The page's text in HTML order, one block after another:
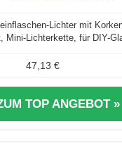
Lichter mit
Mini-Lichterkette, für DIY-
47,13 €
TOP ANGEBOT »